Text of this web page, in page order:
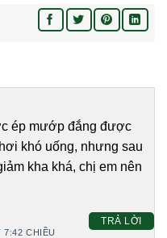
ép mướp đắng được
khó uống, nhưng sau
kha khá, chị em nên
7:42 CHIỀU
TRẢ LỜI